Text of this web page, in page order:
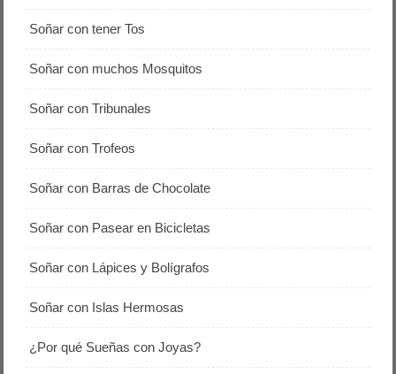
Soñar con tener Tos
Soñar con muchos Mosquitos
Soñar con Tribunales
Soñar con Trofeos
Soñar con Barras de Chocolate
Soñar con Pasear en Bicicletas
Soñar con Lápices y Bolígrafos
Soñar con Islas Hermosas
¿Por qué Sueñas con Joyas?